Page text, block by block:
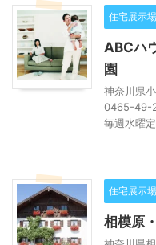
住宅展示場
ABCハ
園
神奈川県
0465-49-
毎週水曜
住宅展示場
相模原